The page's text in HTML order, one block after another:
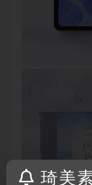
琦美